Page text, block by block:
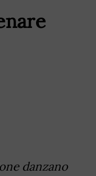
danzano